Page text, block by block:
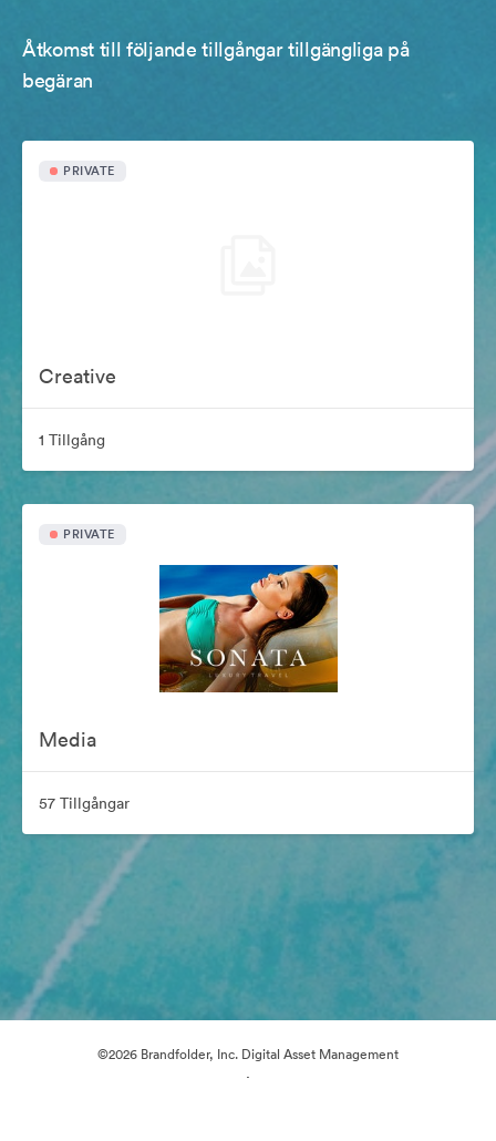
Åtkomst till följande tillgångar tillgängliga på
begäran
PRIVATE
Creative
1 Tillgång
PRIVATE
Media
57 Tillgångar
©2026 Brandfolder, Inc. Digital Asset Management
·